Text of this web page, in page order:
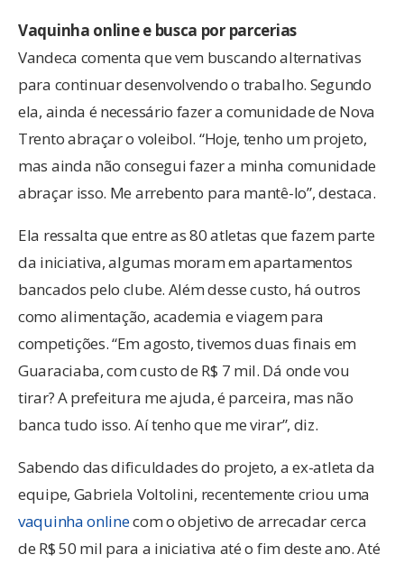
Vaquinha online e busca por parcerias
Vandeca comenta que vem buscando alternativas
para continuar desenvolvendo o trabalho. Segundo
ela, ainda é necessário fazer a comunidade de Nova
Trento abraçar o voleibol. “Hoje, tenho um projeto,
mas ainda não consegui fazer a minha comunidade
abraçar isso. Me arrebento para mantê-lo”, destaca.
Ela ressalta que entre as 80 atletas que fazem parte
da iniciativa, algumas moram em apartamentos
bancados pelo clube. Além desse custo, há outros
como alimentação, academia e viagem para
competições. “Em agosto, tivemos duas finais em
Guaraciaba, com custo de R$ 7 mil. Dá onde vou
tirar? A prefeitura me ajuda, é parceira, mas não
banca tudo isso. Aí tenho que me virar”, diz.
Sabendo das dificuldades do projeto, a ex-atleta da
equipe, Gabriela Voltolini, recentemente criou uma
vaquinha onlinecom o objetivo de arrecadar cerca
de R$ 50 mil para a iniciativa até o fim deste ano. Até